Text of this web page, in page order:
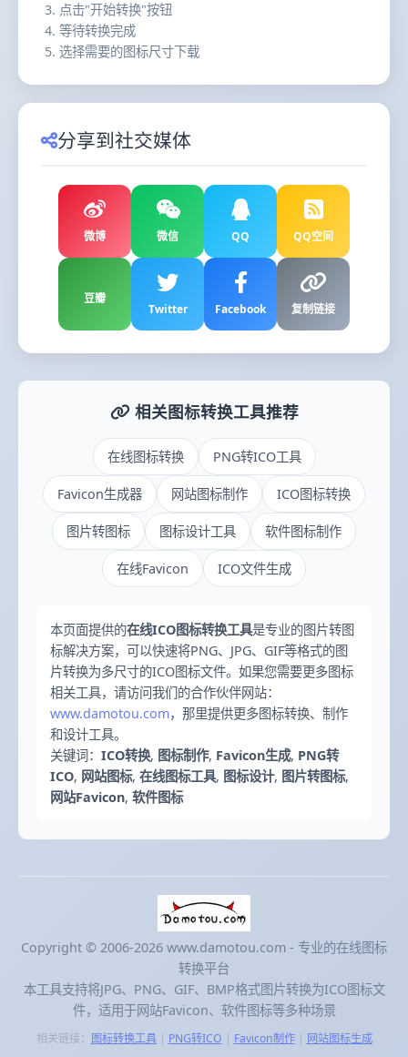
点击"开始转换"按钮
等待转换完成
选择需要的图标尺寸下载
分享到社交媒体
微博 微信 QQ QQ空间
豆瓣
Twitter Facebook 复制链接
相关图标转换工具推荐
在线图标转换 PNG转ICO工具
Favicon生成器 网站图标制作 ICO图标转换
图片转图标 图标设计工具 软件图标制作
在线Favicon ICO文件生成
本页面提供的在线ICO图标转换工具是专业的图片转图
标解决方案，可以快速将PNG、JPG、GIF等格式的图
片转换为多尺寸的ICO图标文件。如果您需要更多图标
相关工具，请访问我们的合作伙伴网站：
www.damotou.com，那里提供更多图标转换、制作
和设计工具。
关键词： ICO转换, 图标制作, Favicon生成, PNG转
ICO, 网站图标, 在线图标工具, 图标设计, 图片转图标,
网站Favicon, 软件图标
Copyright © 2006-2026 www.damotou.com - 专业的在线图标
转换平台
本工具支持将JPG、PNG、GIF、BMP格式图片转换为ICO图标文
件，适用于网站Favicon、软件图标等多种场景
相关链接： 图标转换工具| PNG转ICO | Favicon制作| 网站图标生成